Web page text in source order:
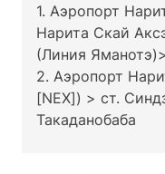
1. Аэропорт
Нарита Скай
(Линия
2. Аэропорт
[NEX]) > ст.
Такаданобаба